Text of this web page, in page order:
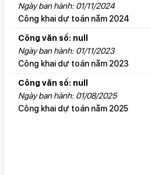
Số ký hiệu: 2615/QĐ-SGDĐT
Ngày ban hành: 06/08/2026
Quyết định công nhận kiểm định
Tiểu học Nguyễn Bỉnh Khiêm, xã
Số ký hiệu: 2647/QĐ-SGDĐT
Ngày ban hành: 06/08/2026
QĐ cho phép thành lập TTNN-TH
Số ký hiệu: 2617/QĐ-SGDĐT
Ngày ban hành: 01/11/2024
Công khai dự toán năm 2024
Công văn số: null
Ngày ban hành: 01/11/2023
Công khai dự toán năm 2023
Công văn số: null
Ngày ban hành: 01/08/2025
Công khai dự toán năm 2025